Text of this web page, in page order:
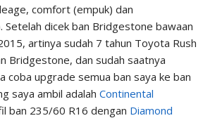
comfort (empuk) dan
Setelah dicek ban Bridgestone bawaan
artinya sudah 7 tahun Toyota Rush
Bridgestone, dan sudah saatnya
coba upgrade semua ban saya ke ban
saya ambil adalah Continental
ban 235/60 R16 dengan Diamond